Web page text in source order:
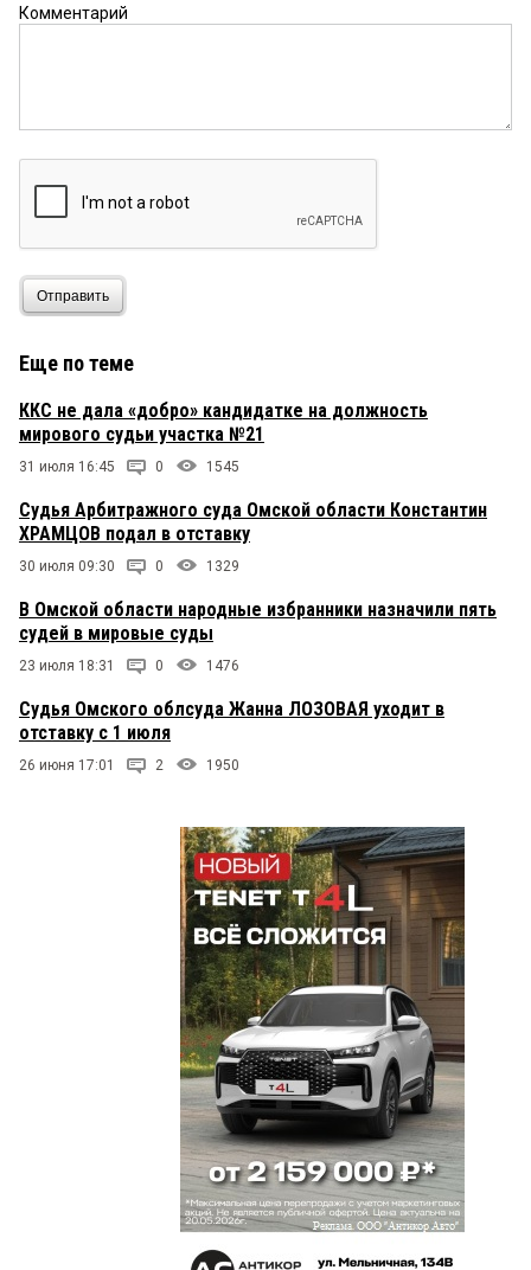
Комментарий
Отправить
Еще по теме
ККС не дала «добро» кандидатке на должность
мирового судьи участка №21
31 июля 16:45 0 1545
Судья Арбитражного суда Омской области Константин
ХРАМЦОВ подал в отставку
30 июля 09:30 0 1329
В Омской области народные избранники назначили пять
судей в мировые суды
23 июля 18:31 0 1476
Судья Омского облсуда Жанна ЛОЗОВАЯ уходит в
отставку с 1 июля
26 июня 17:01 2 1950